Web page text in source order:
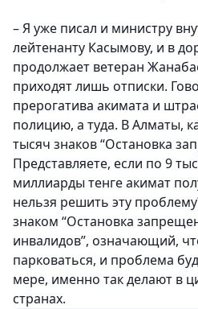
– Я уже писал и министру
лейтенанту Касымову, и в
продолжает ветеран
приходят лишь отписки.
прерогатива акимата и
полицию, а туда. В Алматы,
тысяч знаков “Остановка
Представляете, если по 9
миллиарды тенге акимат
нельзя решить эту
знаком “Остановка
инвалидов”, означающий,
парковаться, и проблема
мере, именно так делают в
странах.